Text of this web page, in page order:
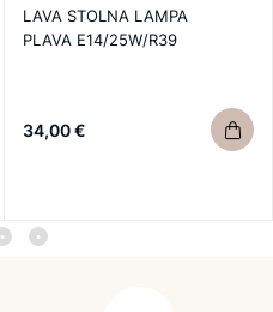
LAVA STOLNA LAMPA
PLAVA E14/25W/R39
34,00 €